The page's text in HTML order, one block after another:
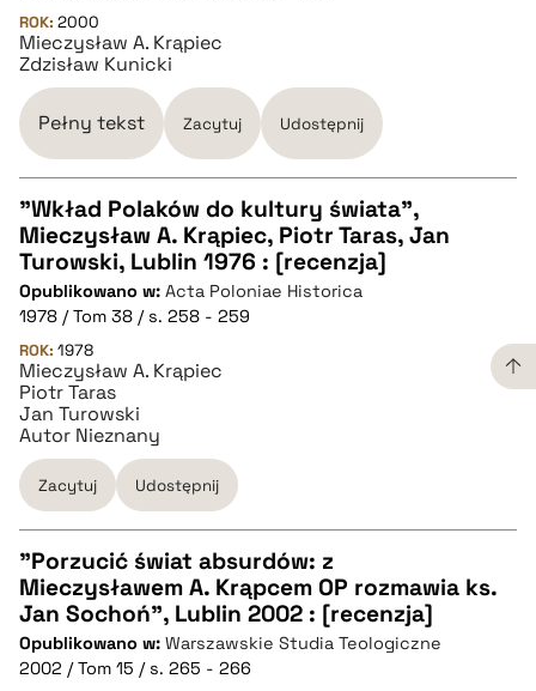
BIBTEX
pobierz cytat
ROK: 2000
Mieczysław A. Krąpiec
Zdzisław Kunicki
Pełny tekst Zacytuj Udostępnij
CZYSTY TEKST
pobierz cytat
BIBTEX
pobierz cytat
"Wkład Polaków do kultury świata",
Mieczysław A. Krąpiec, Piotr Taras, Jan
Turowski, Lublin 1976 : [recenzja]
Opublikowano w: Acta Poloniae Historica
1978 / Tom 38 / s. 258 - 259
ROK: 1978
Mieczysław A. Krąpiec
Piotr Taras
Jan Turowski
Autor Nieznany
Zacytuj Udostępnij
CZYSTY TEKST
pobierz cytat
"Porzucić świat absurdów: z
Mieczysławem A. Krąpcem OP rozmawia ks.
Jan Sochoń", Lublin 2002 : [recenzja]
Opublikowano w: Warszawskie Studia Teologiczne
2002 / Tom 15 / s. 265 - 266